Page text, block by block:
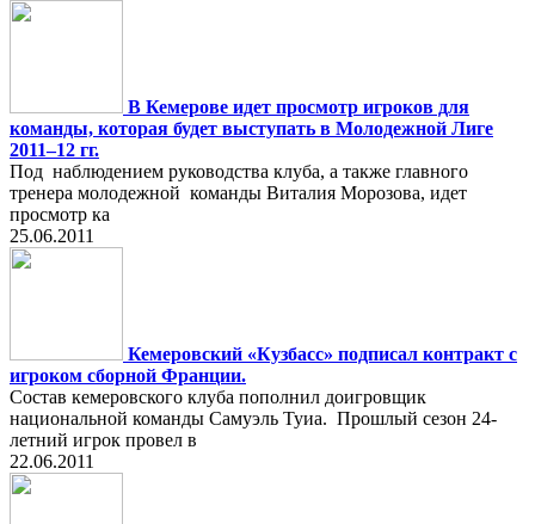
В Кемерове идет просмотр игроков для
команды, которая будет выступать в Молодежной Лиге
2011–12 гг.
Под наблюдением руководства клуба, а также главного
тренера молодежной команды Виталия Морозова, идет
просмотр ка
25.06.2011
Кемеровский «Кузбасс» подписал контракт с
игроком сборной Франции.
Состав кемеровского клуба пополнил доигровщик
национальной команды Самуэль Туиа. Прошлый сезон 24-
летний игрок провел в
22.06.2011